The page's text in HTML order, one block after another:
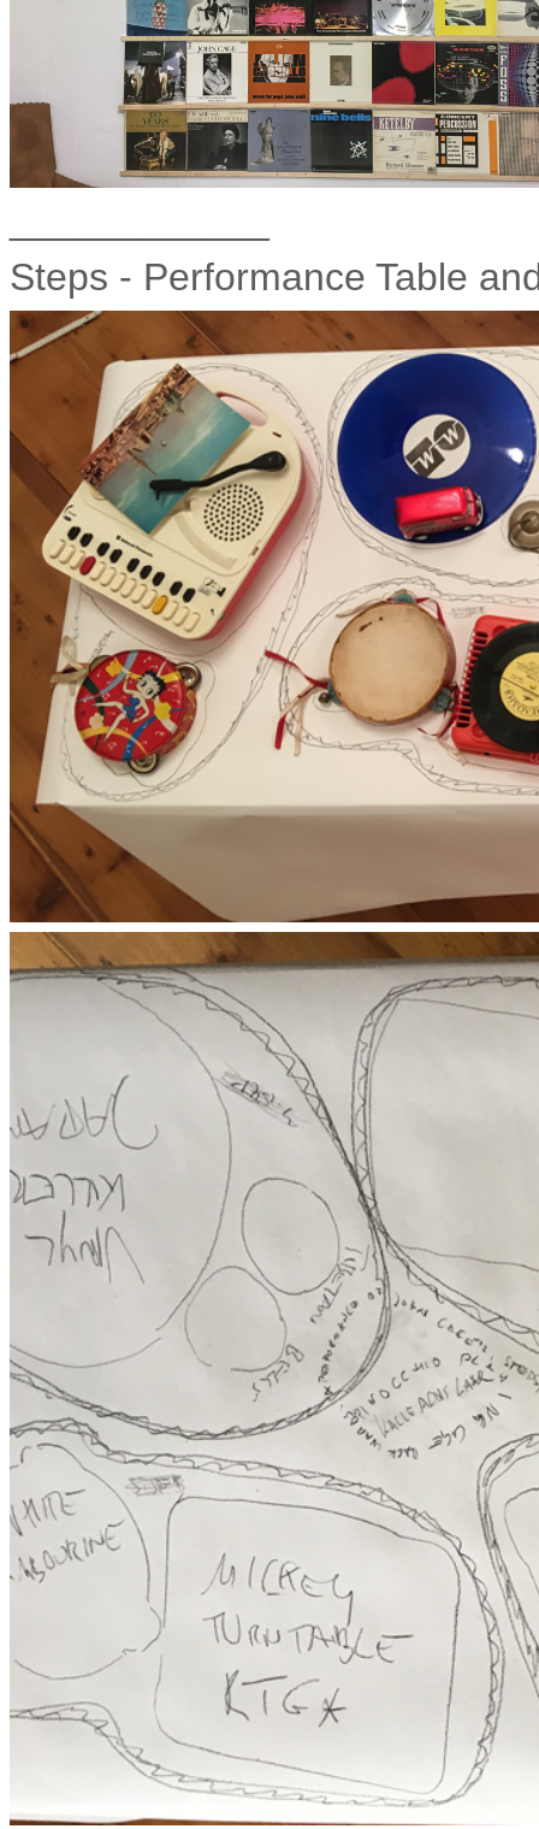
Steps - Performance Table